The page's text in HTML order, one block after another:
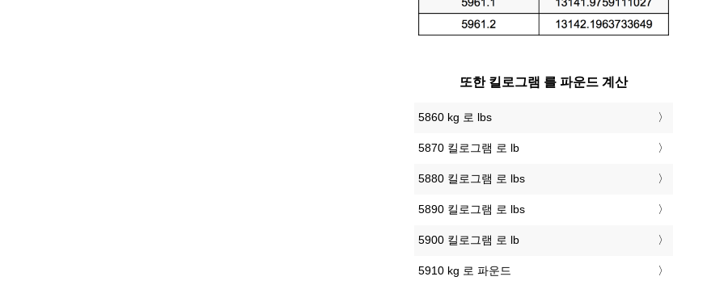
또한 킬로그램 를 파운드 계산
5860 kg 로 lbs
5870 킬로그램 로 lb
5880 킬로그램 로 lbs
5890 킬로그램 로 lbs
5900 킬로그램 로 lb
5910 kg 로 파운드